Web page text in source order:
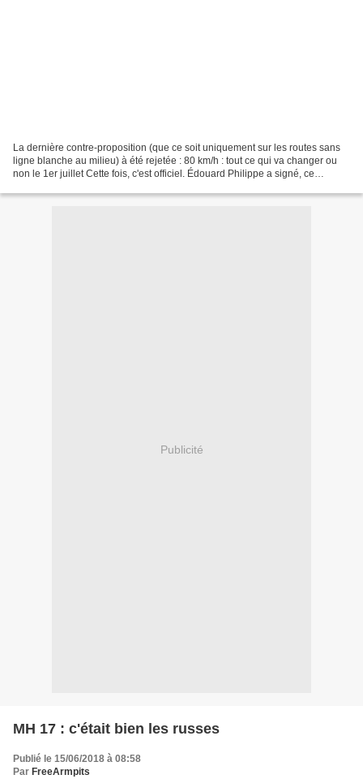
La dernière contre-proposition (que ce soit uniquement sur les routes sans
ligne blanche au milieu) à été rejetée : 80 km/h : tout ce qui va changer ou
non le 1er juillet Cette fois, c'est officiel. Édouard Philippe a signé, ce
Publicité
MH 17 : c'était bien les russes
Publié le 15/06/2018 à 08:58
Par FreeArmpits